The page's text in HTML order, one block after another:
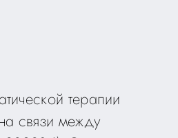
терапии
связи между